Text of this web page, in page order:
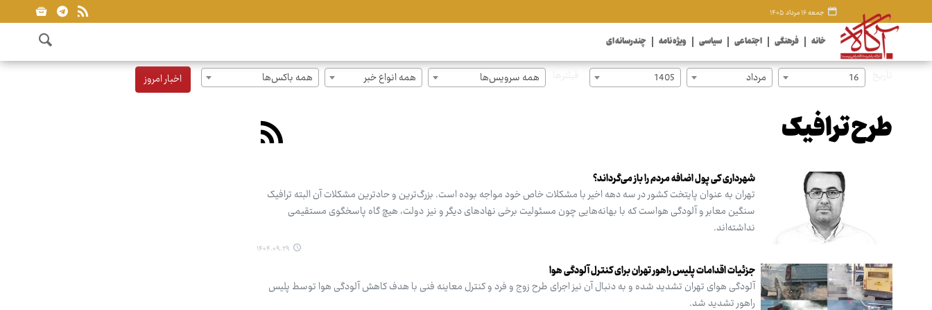
جمعه ۱۶ مرداد ۱۴۰۵
خانه فرهنگی اجتماعی سیاسی ویژه نامه چندرسانه ای
16 مرداد 1405 همه سرویس‌ها همه انواع خبر همه باکس‌ها اخبار امروز
طرح ترافیک
شهرداری کی پول اضافه مردم را باز می‌گرداند؟
تهران به عنوان پایتخت کشور در سه دهه اخیر با مشکلات خاص خود مواجه بوده است. بزرگ‌ترین و حادترین مشکلات آن البته ترافیک
سنگین معابر و آلودگی هواست که با بهانه‌هایی چون مسئولیت برخی نهادهای دیگر و نیز دولت، هیچ گاه پاسخگوی مستقیمی
نداشته‌اند.
۱۴۰۴.۰۹.۲۹
جزئیات اقدامات پلیس راهور تهران برای کنترل آلودگی هوا
آلودگی هوای تهران تشدید شده و به دنبال آن نیز اجرای طرح زوج و فرد و کنترل معاینه فنی با هدف کاهش آلودگی هوا توسط پلیس
راهور تشدید شد.